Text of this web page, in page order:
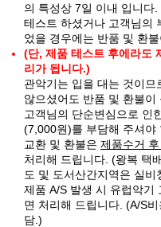
의 특성상 7일 이내 입니다.
테스트 하셨거나 고객님의
었을 경우에는 반품 및 환
(단, 제품 테스트 후에라도
리가 됩니다.)
관악기는 입을 대는 것이
않으셨어도 반품 및 환불이
고객님의 단순변심으로 인
(7,000원)를 부담해 주셔야
교환 및 환불은 제품수거
처리해 드립니다. (왕복 택
도 및 도서산간지역은 실비
제품 A/S 발생 시 유럽악기
면 처리해 드립니다. (A/S
담.)